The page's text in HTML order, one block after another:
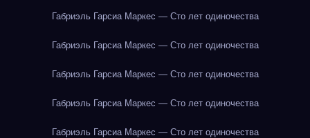
Габриэль Гарсиа Маркес — Сто лет одиночества
Габриэль Гарсиа Маркес — Сто лет одиночества
Габриэль Гарсиа Маркес — Сто лет одиночества
Габриэль Гарсиа Маркес — Сто лет одиночества
Габриэль Гарсиа Маркес — Сто лет одиночества